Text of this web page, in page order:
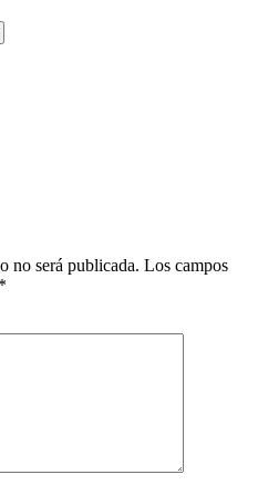
no será publicada. Los campos
*